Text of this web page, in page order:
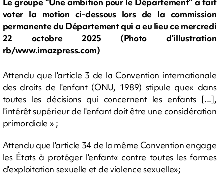
Le groupe "Une ambition pour le Département" a fait
voter la motion ci-dessous lors de la commission
permanente du Département qui a eu lieu ce mercredi
22 octobre 2025 (Photo d'illustration
rb/www.imazpress.com)
Attendu que l'article 3 de la Convention internationale
des droits de l'enfant (ONU, 1989) stipule que« dans
toutes les décisions qui concernent les enfants [...],
l'intérêt supérieur de l'enfant doit être une considération
primordiale » ;
Attendu que l'article 34 de la même Convention engage
les États à protéger l'enfant« contre toutes les formes
d'exploitation sexuelle et de violence sexuelle»;